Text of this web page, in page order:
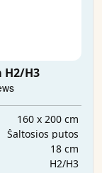
H2/H3
160 x 200 cm
Šaltosios putos
18 cm
H2/H3